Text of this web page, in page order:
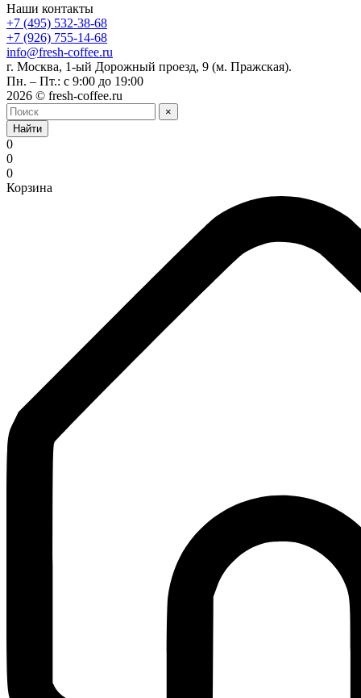
Наши контакты
+7 (495) 532-38-68
+7 (926) 755-14-68
info@fresh-coffee.ru
г. Москва, 1-ый Дорожный проезд, 9 (м. Пражская).
Пн. – Пт.: с 9:00 до 19:00
2026 © fresh-coffee.ru
×
Найти
0
0
0
Корзина